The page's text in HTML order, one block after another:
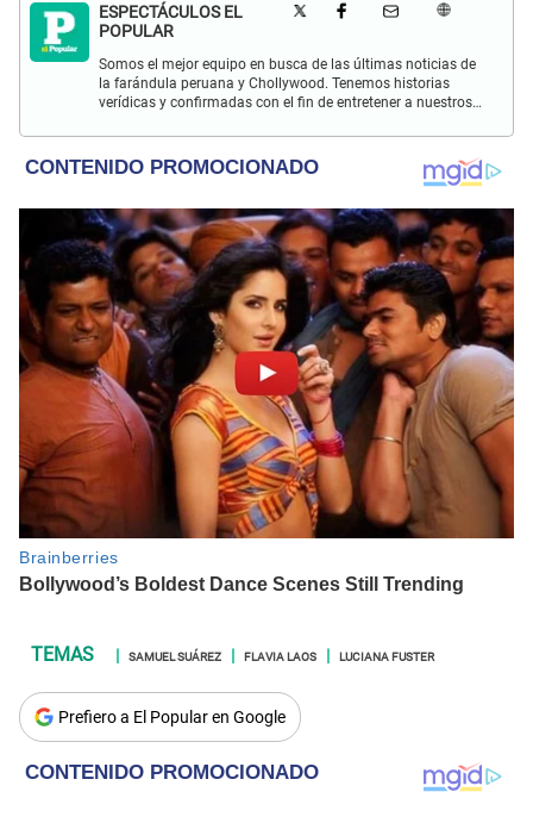
ESPECTÁCULOS EL
POPULAR
Somos el mejor equipo en busca de las últimas noticias de
la farándula peruana y Chollywood. Tenemos historias
verídicas y confirmadas con el fin de entretener a nuestros
SAMUEL SUÁREZ FLAVIA LAOS LUCIANA FUSTER
Prefiero a El Popular en Google